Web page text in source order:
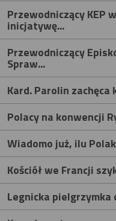
Przewodniczący KEP
inicjatywę...
Przewodniczący
Spraw...
Kard. Parolin zachęca
Polacy na konwencji
Wiadomo już, ilu
Kościół we Francji
Legnicka pielgrzymka